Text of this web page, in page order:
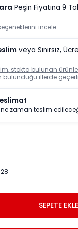
Peşin Fiyatına 9
incele
veya Sınırsız,
stokta bulunan
bulunduğu illerde
ne zaman teslim
SEPETE EKLE